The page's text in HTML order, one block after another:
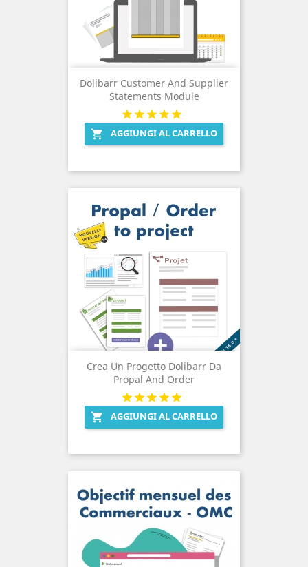
Dolibarr Customer And Supplier
Statements Module
 AGGIUNGI AL CARRELLO
Crea Un Progetto Dolibarr Da
Propal And Order
 AGGIUNGI AL CARRELLO